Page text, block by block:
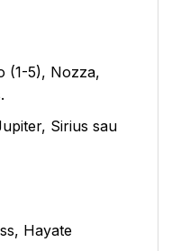
(1-5), Nozza,
Sirius sau
Hayate